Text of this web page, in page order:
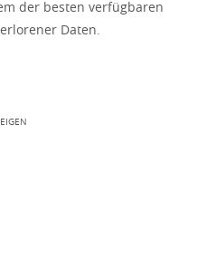
der besten verfügbaren
Daten.